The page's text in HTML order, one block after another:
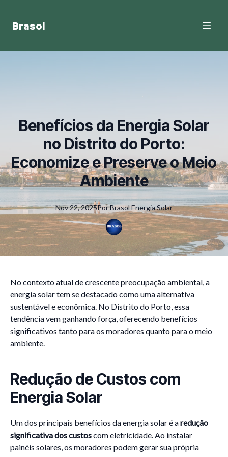
Brasol
Benefícios da Energia Solar
no Distrito do Porto:
Economize e Preserve o Meio
Ambiente
Nov 22, 2025PorBrasolEnergia Solar
No contexto atual de crescente preocupação ambiental, a
energia solar tem se destacado como uma alternativa
sustentável e econômica. No Distrito do Porto, essa
tendência vem ganhando força, oferecendo benefícios
significativos tanto para os moradores quanto para o meio
ambiente.
Redução de Custos com
Energia Solar
Um dos principais benefícios da energia solar é aredução
significativa dos custoscom eletricidade. Ao instalar
painéis solares, os moradores podem gerar sua própria